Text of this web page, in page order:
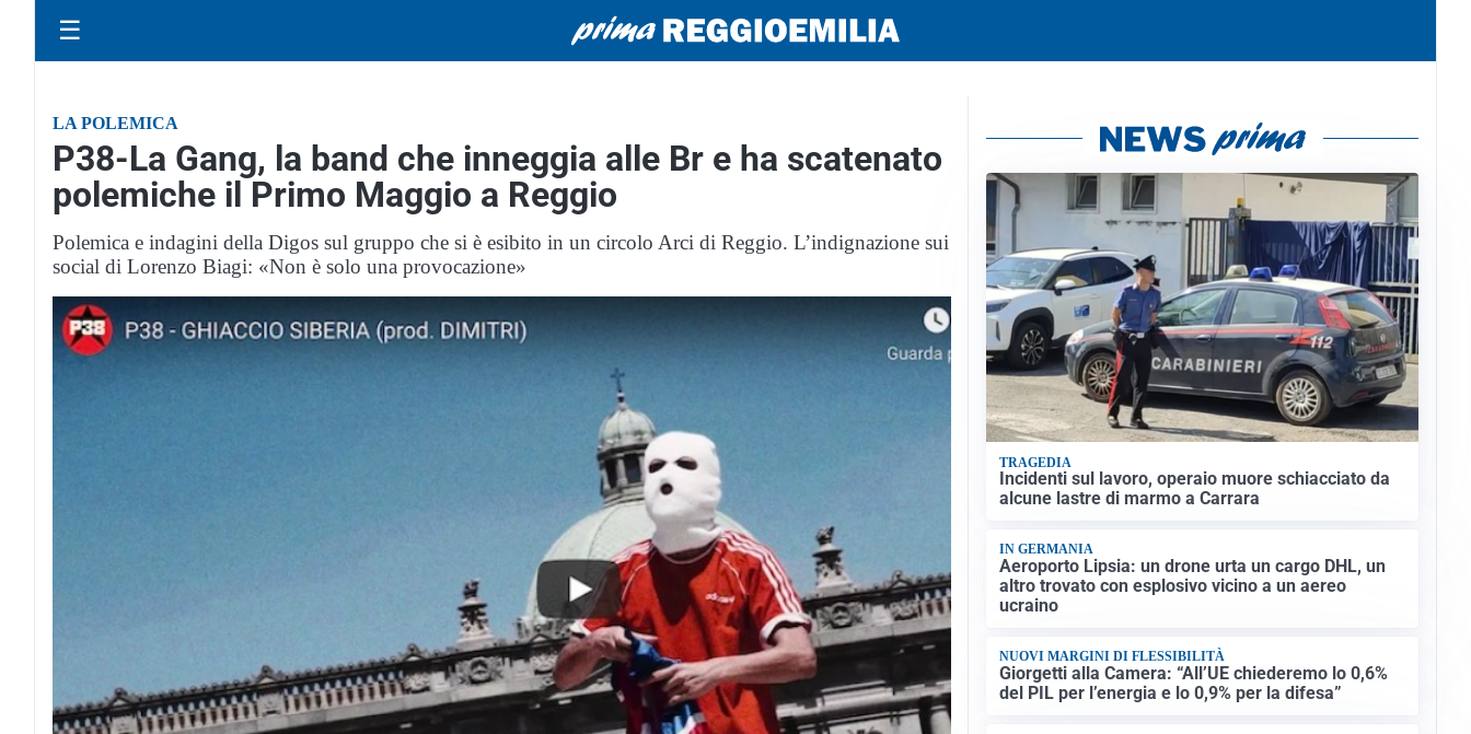
☰
LA POLEMICA
P38-La Gang, la band che inneggia alle Br e ha scatenato
polemiche il Primo Maggio a Reggio
Polemica e indagini della Digos sul gruppo che si è esibito in un circolo Arci di Reggio. L’indignazione sui
social di Lorenzo Biagi: «Non è solo una provocazione»
TRAGEDIA
Incidenti sul lavoro, operaio muore schiacciato da
alcune lastre di marmo a Carrara
IN GERMANIA
Aeroporto Lipsia: un drone urta un cargo DHL, un
altro trovato con esplosivo vicino a un aereo
ucraino
NUOVI MARGINI DI FLESSIBILITÀ
Giorgetti alla Camera: “All’UE chiederemo lo 0,6%
del PIL per l’energia e lo 0,9% per la difesa”